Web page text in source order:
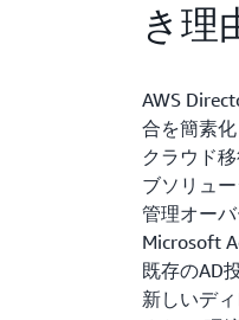
き理
AWS
合を簡素
クラウド
ブソリュ
管理オー
Microsoft
既存のAD
新しいデ